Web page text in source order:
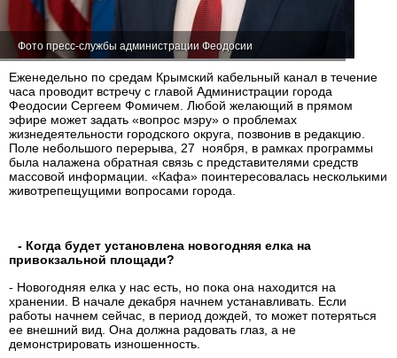
Фото пресс-службы администрации Феодосии
Еженедельно по средам Крымский кабельный канал в течение
часа проводит встречу с главой Администрации города
Феодосии Сергеем Фомичем. Любой желающий в прямом
эфире может задать «вопрос мэру» о проблемах
жизнедеятельности городского округа, позвонив в редакцию.
Поле небольшого перерыва, 27 ноября, в рамках программы
была налажена обратная связь с представителями средств
массовой информации. «Кафа» поинтересовалась несколькими
животрепещущими вопросами города.
- Когда будет установлена новогодняя елка на
привокзальной площади?
- Новогодняя елка у нас есть, но пока она находится на
хранении. В начале декабря начнем устанавливать. Если
работы начнем сейчас, в период дождей, то может потеряться
ее внешний вид. Она должна радовать глаз, а не
демонстрировать изношенность.